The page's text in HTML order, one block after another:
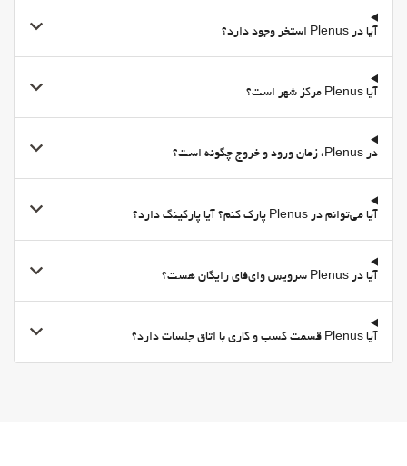
آیا در Plenus استخر وجود دارد؟
آیا Plenus مرکز شهر است؟
در Plenus، زمان ورود و خروج چگونه است؟
آیا می‌توانم در Plenus پارک کنم؟ آیا پارکینگ دارد؟
آیا در Plenus سرویس وای‌فای رایگان هست؟
آیا Plenus قسمت کسب و کاری با اتاق جلسات دارد؟